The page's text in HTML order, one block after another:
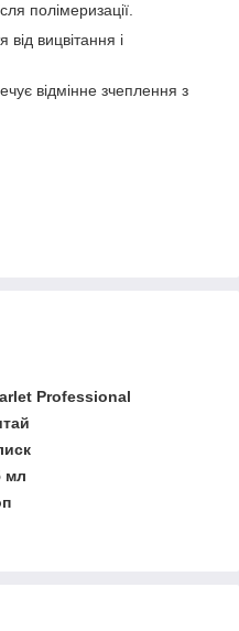
полімеризації.
від вицвітання і
відмінне зчеплення з
Professional
мл